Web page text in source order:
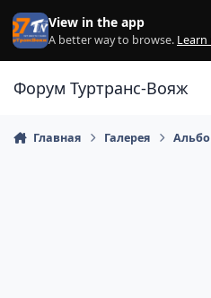
Перейти к содержанию
View in the app
A better way to browse.
Форум Туртранс-Вояж
Главная Галерея